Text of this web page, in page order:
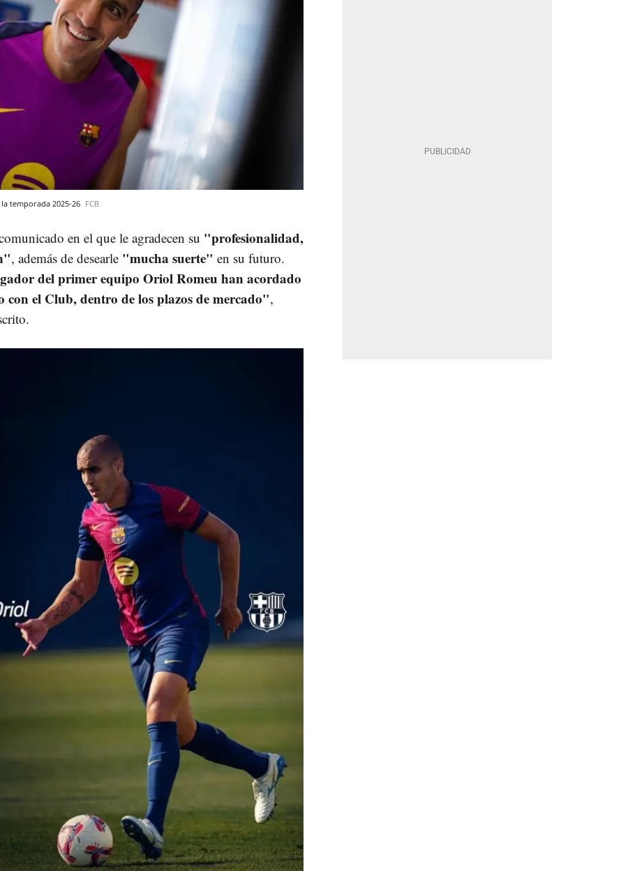
temporada 2025-26 FCB
en el que le agradecen su "profesionalidad,
, además de desearle "mucha suerte" en su futuro.
del primer equipo Oriol Romeu han acordado
con el Club, dentro de los plazos de mercado",